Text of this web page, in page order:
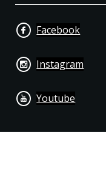
Facebook
Instagram
Youtube